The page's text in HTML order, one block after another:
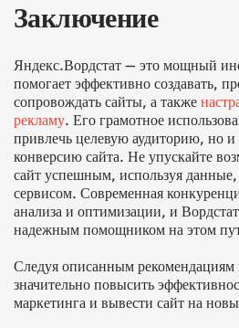
Заключение
Яндекс.Вордстат — это мощный
помогает эффективно создавать,
сопровождать сайты, а также
рекламу. Его грамотное
привлечь целевую аудиторию, но и
конверсию сайта. Не упускайте
сайт успешным, используя
сервисом. Современная
анализа и оптимизации, и
надежным помощником на этом
Следуя описанным
значительно повысить
маркетинга и вывести сайт на